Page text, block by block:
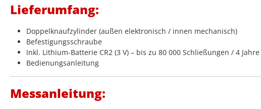
Lieferumfang:
Doppelknaufzylinder (außen elektronisch / innen mechanisch)
Befestigungsschraube
Inkl. Lithium-Batterie CR2 (3 V) – bis zu 80 000 Schließungen / 4 Jahre
Bedienungsanleitung
Messanleitung: